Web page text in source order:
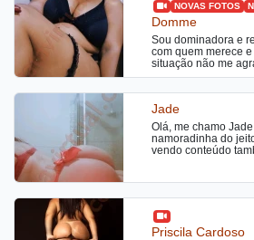
NOVAS FOTOS
Domme
Sou dominadora e
com quem merece
situação não me agradar !
favorito,
Jade
Olá, me chamo
namoradinha do
vendo conteúdo
Priscila Cardoso